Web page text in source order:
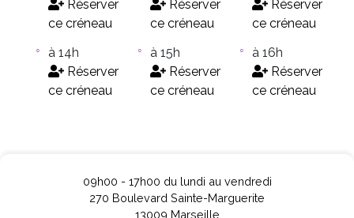
Réserver
ce créneau
Réserver
ce créneau
Réserver
ce créneau
à 14h
Réserver
ce créneau
à 15h
Réserver
ce créneau
à 16h
Réserver
ce créneau
09h00 - 17h00 du lundi au vendredi
270 Boulevard Sainte-Marguerite
13009 Marseille